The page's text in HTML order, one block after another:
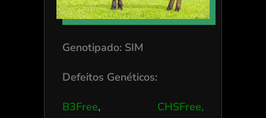
Genotipado: SIM
Defeitos Genéticos:
B3Free, CHSFree,